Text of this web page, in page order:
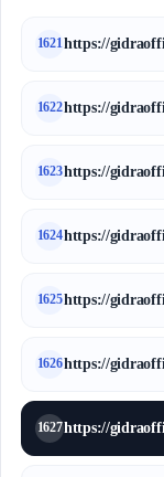
1621https://
1622https://
1623https://
1624https://
1625https://
1626https://
1627